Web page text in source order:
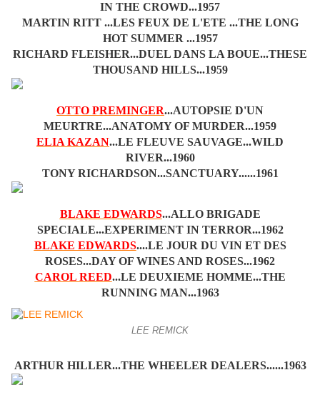
IN THE CROWD...1957
MARTIN RITT ...LES FEUX DE L'ETE ...THE LONG
HOT SUMMER ...1957
RICHARD FLEISHER...DUEL DANS LA BOUE...THESE
THOUSAND HILLS...1959
OTTO PREMINGER...AUTOPSIE D'UN
MEURTRE...ANATOMY OF MURDER...1959
ELIA KAZAN...LE FLEUVE SAUVAGE...WILD
RIVER...1960
TONY RICHARDSON...SANCTUARY......1961
BLAKE EDWARDS...ALLO BRIGADE
SPECIALE...EXPERIMENT IN TERROR...1962
BLAKE EDWARDS....LE JOUR DU VIN ET DES
ROSES...DAY OF WINES AND ROSES...1962
CAROL REED...LE DEUXIEME HOMME...THE
RUNNING MAN...1963
LEE REMICK
ARTHUR HILLER...THE WHEELER DEALERS......1963